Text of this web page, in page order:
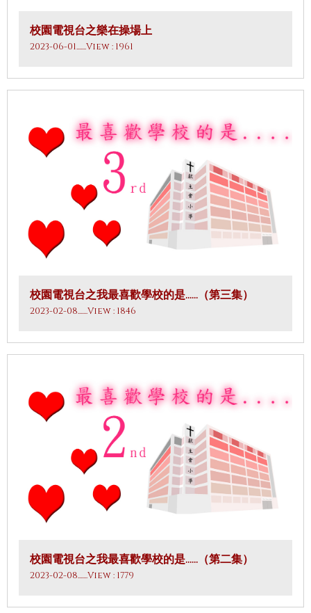
校園電視台之樂在操場上
2023-06-01.......View : 1961
校園電視台之我最喜歡學校的是……（第三集）
2023-02-08.......View : 1846
校園電視台之我最喜歡學校的是……（第二集）
2023-02-08.......View : 1779